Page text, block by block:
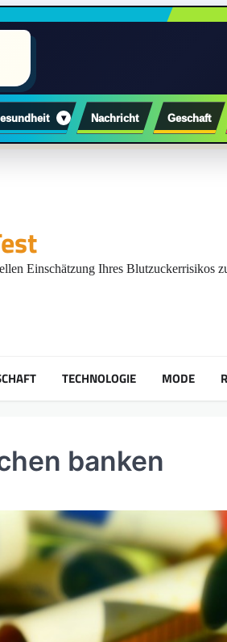
▾ Nachricht Geschaft
Einschätzung Ihres Blutzuckerrisikos
TECHNOLOGIE MODE
banken